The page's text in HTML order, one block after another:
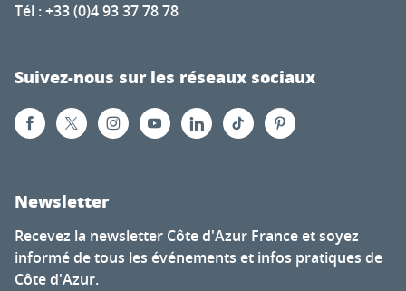
Tél : +33 (0)4 93 37 78 78
Suivez-nous sur les réseaux sociaux
Newsletter
Recevez la newsletter Côte d'Azur France et soyez
informé de tous les événements et infos pratiques de
Côte d'Azur.